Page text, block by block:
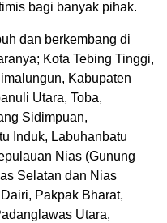
bagi banyak pihak.
dan berkembang di
Kota Tebing Tinggi,
Kabupaten
Utara, Toba,
Sidimpuan,
Induk, Labuhanbatu
Nias (Gunung
Selatan dan Nias
Pakpak Bharat,
Utara,